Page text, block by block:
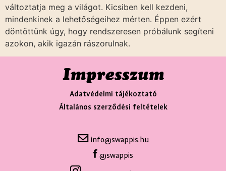
változtatja meg a világot. Kicsiben kell kezdeni,
mindenkinek a lehetőségeihez mérten. Éppen ezért
döntöttünk úgy, hogy rendszeresen próbálunk segíteni
azokon, akik igazán rászorulnak.
Impresszum
Adatvédelmi tájékoztató
Általános szerződési feltételek
info@swappis.hu
@swappis